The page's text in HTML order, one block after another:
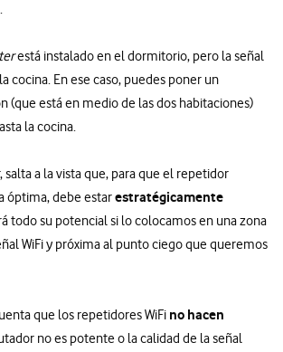
está instalado en el dormitorio, pero la señal
cocina. En ese caso, puedes poner un
(que está en medio de las dos habitaciones)
la cocina.
salta a la vista que, para que el repetidor
óptima, debe estarestratégicamente
todo su potencial si lo colocamos en una zona
WiFi y próxima al punto ciego que queremos
que los repetidores WiFi no hacen
no es potente o la calidad de la señal